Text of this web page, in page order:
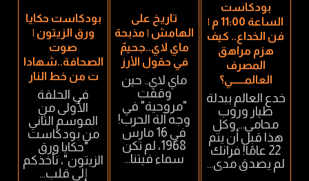
بودكاست
الساعة 11:00 م |
فن الخداع.. كيف
هزم مراهق
المصرف
العالمــــــي؟
خدع العالم ببدلة
طيار وروب
محامي… وكل
هذا قبل أن يتم
22 عامًا! فرانك
لم يصدق مدى...
تاريخ على
الهامش | مذبحة
ماي لاي..جحيمٌ
في حقول الأرز
ماي لاي.. حين
وقفت
"مروحية" في
وجه آلة الحرب!
في 16 مارس
1968، لم تكن
سماء فيتنا...
بودكاست حكايا
ورق الزيتون |
صوت
الصحافة..شهادا
ت من خط النار
في الحلقة
الأولى من
الموسم الثاني
من بودكاست
"حكايا ورق
الزيتون"، نأخذكم
إلى قلب...